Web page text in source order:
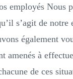
employés Nous
s’agit de notre
également
amenés à
de ces